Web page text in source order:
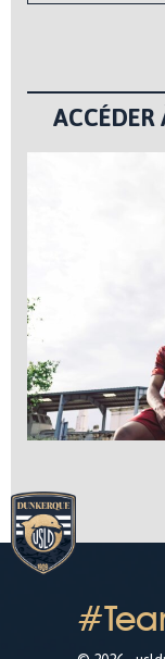
ACCÉDER